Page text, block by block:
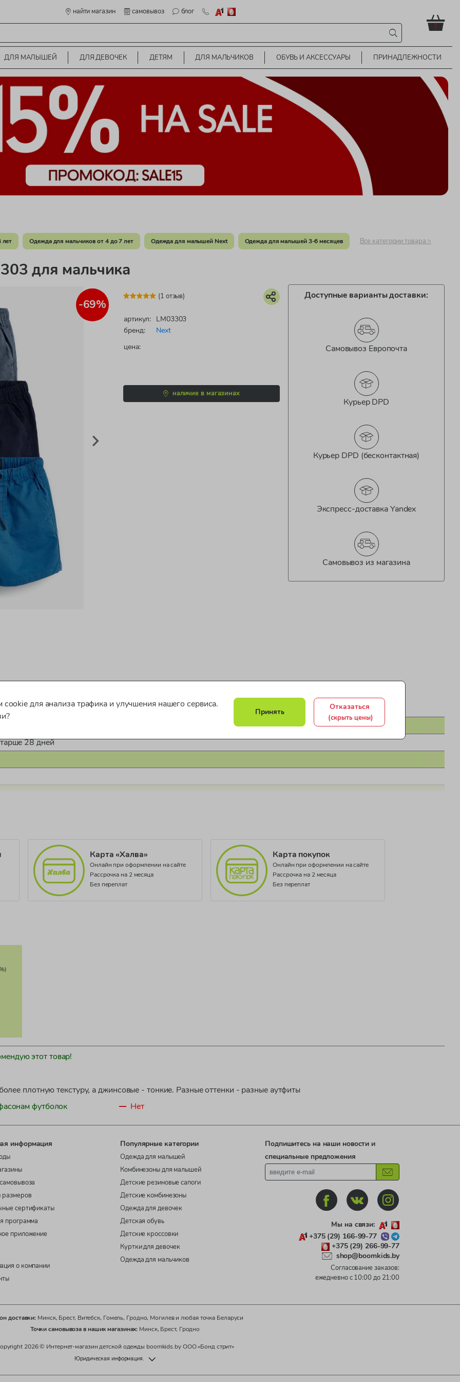
найти магазин самовывоз блог
!
ДЛЯ МАЛЫШЕЙ ДЛЯ ДЕВОЧЕК ДЕТЯМ ДЛЯ МАЛЬЧИКОВ ОБУВЬ И АКСЕССУАРЫ ПРИНАДЛЕЖНОСТИ
лет Одежда для мальчиков от 4 до 7 лет Одежда для малышей Next Одежда для малышей 3-6 месяцев Все категории товара >
для мальчика
-69%
(1 отзыв)
артикул: LM03303
бренд:
Next
цена:
наличие в магазинах
Доступные варианты доставки:
Самовывоз Европочта
Курьер DPD
Курьер DPD (бесконтактная)
Экспресс-доставка Yandex
Самовывоз из магазина
28 дней
Карта «Халва»
Онлайн при оформлении на сайте
Рассрочка на 2 месяца
Без переплат
Карта покупок
Онлайн при оформлении на сайте
Рассрочка на 2 месяца
Без переплат
этот товар!
плотную текстуру, а джинсовые - тонкие. Разные оттенки - разные аутфиты
футболок
Нет
информация
размеров
сертификаты
программа
приложение
о компании
Популярные категории
Одежда для малышей
Комбинезоны для малышей
Детские резиновые сапоги
Детские комбинезоны
Одежда для девочек
Детская обувь
Детские кроссовки
Куртки для девочек
Одежда для мальчиков
Подпишитесь на наши новости и
специальные предложения
Мы на связи:
+375 (29) 166-99-77
+375 (29) 266-99-77
shop@boomkids.by
Согласование заказов:
ежедневно с 10:00 до 21:00
доставки: Минск, Брест, Витебск, Гомель, Гродно, Могилев и любая точка Беларуси
Точки самовывоза в наших магазинах: Минск, Брест, Гродно
2026 © Интернет-магазин детской одежды boomkids.by ООО «Бонд стрит»
Юридическая информация.
для анализа трафика и улучшения нашего сервиса.
Принять
Отказаться
(скрыть цены)